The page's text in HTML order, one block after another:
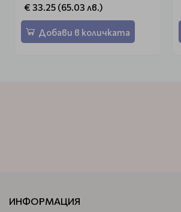
€ 33.25 (65.03 лв.)
Добави в количката
ИНФОРМАЦИЯ